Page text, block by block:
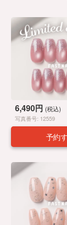
6,490円 (税込)
写真番号: 12559
予約